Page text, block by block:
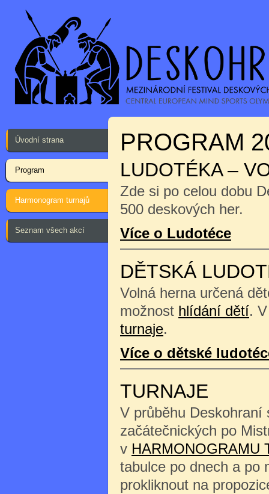
Úvodní strana
Program
Harmonogram turnajů
Seznam všech akcí
PROGRAM
LUDOTÉKA –
Zde si po celou dobu
500 deskových her.
Více o Ludotéce
DĚTSKÁ
Volná herna určená
možnost hlídání dětí.
turnaje.
Více o dětské
TURNAJE
V průběhu Deskohraní
začátečnických po
v HARMONOGRAMU
tabulce po dnech a po
prokliknout na